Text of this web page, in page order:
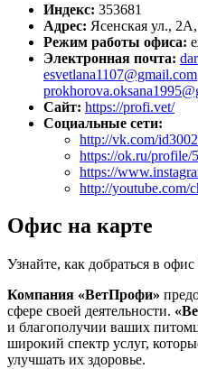
Индекс: 353681
Адрес: Ясенская ул.,
Режим работы офиса:
Электронная почта:
esvetlana1107@gmail.com
Сайт: https://profi.vet/
Социальные сети:
http://vk.com/
https://ok.ru/profile/
https://
http://
Офис на карте
Узнайте, как добраться в
Компания «ВетПрофи»
сфере своей деятельности.
и благополучии ваших
широкий спектр услуг,
улучшать их здоровье.